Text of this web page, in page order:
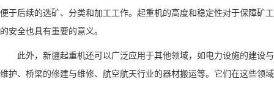
便于后续的选矿、分类和加工工作。起重机的高度和稳定性对于保障矿工
的安全也具有重要的意义。
此外，新疆起重机还可以广泛应用于其他领域，如电力设施的建设与
维护、桥梁的修建与维修、航空航天行业的器材搬运等。它们在这些领域